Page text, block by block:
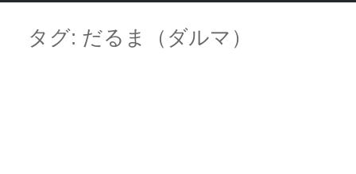
contentタグ: だるま（ダルマ）